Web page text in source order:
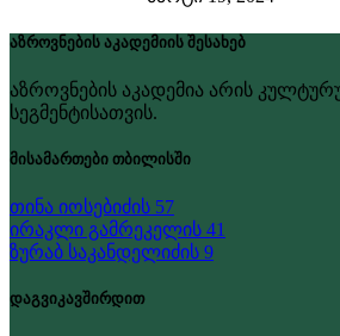
აზროვნების აკადემიის შესახებ
აზროვნების აკადემია არის
სეგმენტისათვის.
მისამართები თბილისში
თინა იოსებიძის 57
ირაკლი გამრეკელის 41
ზურაბ საკანდელიძის 9
დაგვიკავშირდით